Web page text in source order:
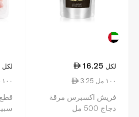
16.25 لكل
3.25 ١٠٠ مل
فريش اكسبرس مرقة
دجاج 500 مل
لكل
2.80 ١٠٠ جم